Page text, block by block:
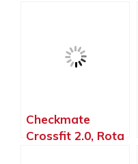
Checkmate
Crossfit 2.0, Rota